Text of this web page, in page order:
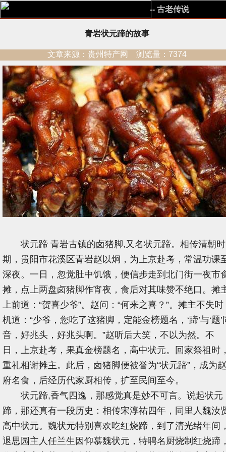
-- 古老传说
青岩状元蹄的故事
文章来源：贵州特产网 浏览量：7374
状元蹄 青岩古镇的卤猪脚,又名状元蹄。相传清朝时
期，贵阳市花溪区青岩赵以炯，为上京赴考，常温功课
深夜。一日，忽觉肚中饥饿，便信步走到北门街一夜市
摊，点上两盘卤猪脚作宵夜，食后对其味赞不绝口。摊
上前道：“贺喜少爷”。赵问：“何来之喜？”。摊主不失时
机道：“少爷，您吃了这猪脚，定能金榜题名，‘蹄’与‘题’
音，好兆头，好兆头啊。”赵听后大笑，不以为然。不
日，上京赴考，果真金榜题名，高中状元。回家祭祖时
重礼相谢摊主。此后，卤猪脚便被誉为“状元蹄”，成为赵
府名食，后经历代家厨相传，扩至民间至今。
状元蹄,香气四逸，那感觉真是妙不可言。说起状元
蹄，那还真有一段历史：相传宋淳祐四年，同里人魏汝
高中状元。魏状元特别喜欢吃红烧蹄，到了清光绪年间
退思园主人任兰生因仰慕魏状元，特聘名厨烧制红烧蹄